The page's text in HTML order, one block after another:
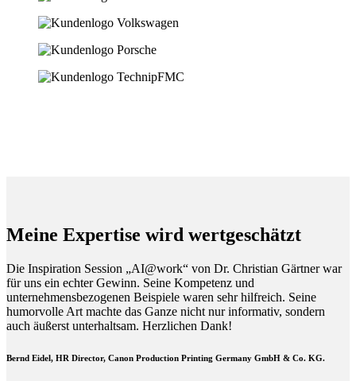
Meine Expertise wird wertgeschätzt
Die Inspiration Session „AI@work“ von Dr. Christian Gärtner war
für uns ein echter Gewinn. Seine Kompetenz und
unternehmensbezogenen Beispiele waren sehr hilfreich. Seine
humorvolle Art machte das Ganze nicht nur informativ, sondern
auch äußerst unterhaltsam. Herzlichen Dank!
Bernd Eidel, HR Director, Canon Production Printing Germany GmbH & Co. KG.